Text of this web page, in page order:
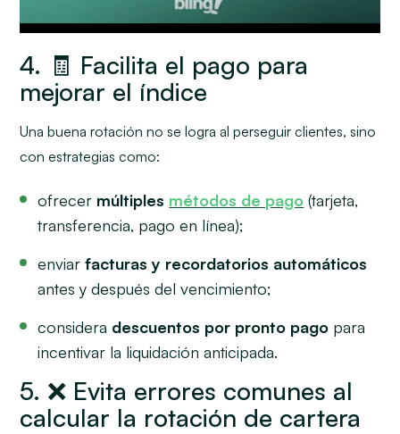
4. 🧾 Facilita el pago para
mejorar el índice
Una buena rotación no se logra al perseguir clientes, sino
con estrategias como:
ofrecer múltiples métodos de pago (tarjeta,
transferencia, pago en línea);
enviarfacturas y recordatorios automáticos
antes y después del vencimiento;
considera descuentos por pronto pago para
incentivar la liquidación anticipada.
5. ❌ Evita errores comunes al
calcular la rotación de cartera